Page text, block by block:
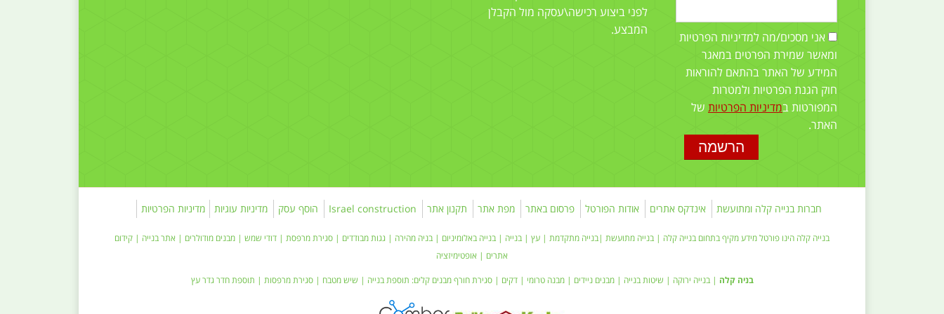
אני מסכים/מה למדיניות הפרטיות
ומאשר שמירת הפרטים במאגר
המידע של האתר בהתאם להוראות
חוק הגנת הפרטיות ולמטרות
המפורטות במדיניות הפרטיות של
האתר.
לפני ביצוע רכישה\עסקה מול הקבלן
המבצע.
חברות בנייה קלה ומתועשת אינדקס אתרים אודות הפורטל פרסום באתר מפת אתר תקנון אתר Israel construction הוסף עסק מדיניות עוגיות מדיניות הפרטיות
בנייה קלה הינו פורטל מידע מקיף בתחום בנייה קלה בנייה מתועשת |בנייה מתקדמת | עץ בנייה בנייה באלומיניום בניה מהירה גגות מבודדים סגירת מרפסת דודי שמש | מבנים מודולרים | אתר בנייה
קידום
אתרים
אופטימיזציה
בניה קלה |בנייה ירוקה שיטות בנייה |מבנים ניידים | מבנה טרומי |דקים |סגירת חורף מבנים קלים: תוספת בנייה שיש מטבח | סגירת מרפסות | תוספת חדרגדר עץ